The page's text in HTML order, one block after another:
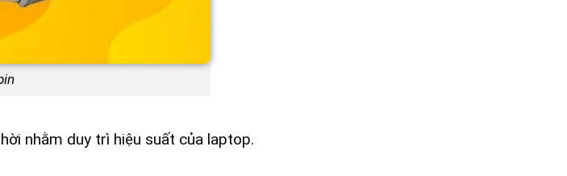
nhằm duy trì hiệu suất của laptop.